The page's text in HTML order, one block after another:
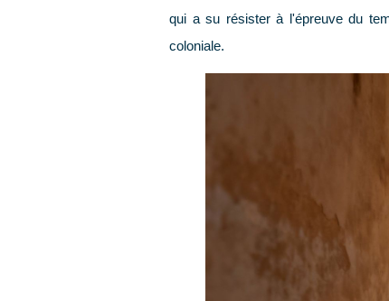
qui a su résister à l'épreuve du
coloniale.